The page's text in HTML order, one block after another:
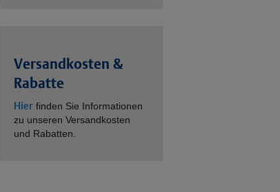
Versandkosten &
Rabatte
Hier finden Sie Informationen
zu unseren Versandkosten
und Rabatten.